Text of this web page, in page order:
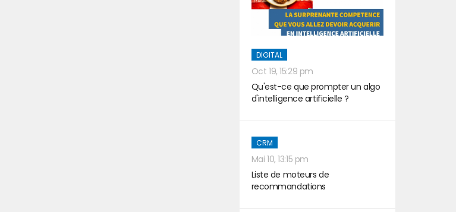
DIGITAL
Oct 19, 15:29 pm
Qu'est-ce que prompter un algo
d'intelligence artificielle ?
CRM
Mai 10, 13:15 pm
Liste de moteurs de
recommandations